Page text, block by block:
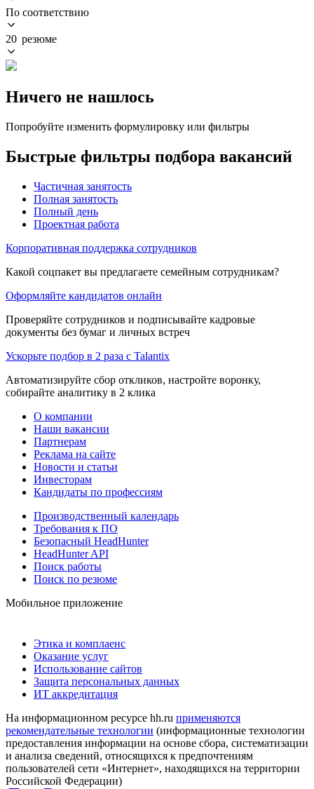
По соответствию
20 резюме
Ничего не нашлось
Попробуйте изменить формулировку или фильтры
Быстрые фильтры подбора вакансий
Частичная занятость
Полная занятость
Полный день
Проектная работа
Корпоративная поддержка сотрудников
Какой соцпакет вы предлагаете семейным сотрудникам?
Оформляйте кандидатов онлайн
Проверяйте сотрудников и подписывайте кадровые
документы без бумаг и личных встреч
Ускорьте подбор в 2 раза с Talantix
Автоматизируйте сбор откликов, настройте воронку,
собирайте аналитику в 2 клика
О компании
Наши вакансии
Партнерам
Реклама на сайте
Новости и статьи
Инвесторам
Кандидаты по профессиям
Производственный календарь
Требования к ПО
Безопасный HeadHunter
HeadHunter API
Поиск работы
Поиск по резюме
Мобильное приложение
Этика и комплаенс
Оказание услуг
Использование сайтов
Защита персональных данных
ИТ аккредитация
На информационном ресурсе hh.ru применяются
рекомендательные технологии (информационные технологии
предоставления информации на основе сбора, систематизации
и анализа сведений, относящихся к предпочтениям
пользователей сети «Интернет», находящихся на территории
Российской Федерации)